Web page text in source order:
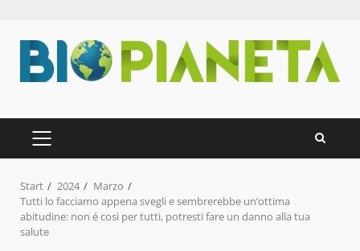
Inhalt
springen
PRIMÄRES
MENÜ
Start 2024
Marzo
Tutti lo facciamo appena svegli e sembrerebbe un’ottima
abitudine: non é così per tutti, potresti fare un danno alla tua
salute